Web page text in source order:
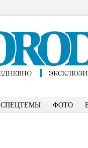
СПЕЦТЕМЫ ФОТО